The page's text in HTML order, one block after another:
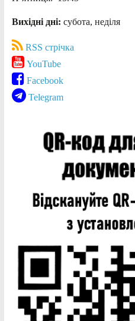
Вихідні дні: субота, неділя
RSS стрічка
YouTube
Facebook
Telegram